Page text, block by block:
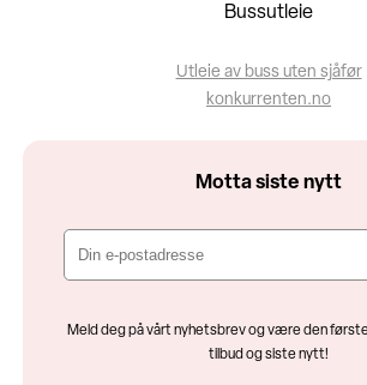
Bussutleie
Utleie av buss uten sjåfør
konkurrenten.no
Motta siste nytt
Meld deg på vårt nyhetsbrev og være den
tilbud og siste nytt!